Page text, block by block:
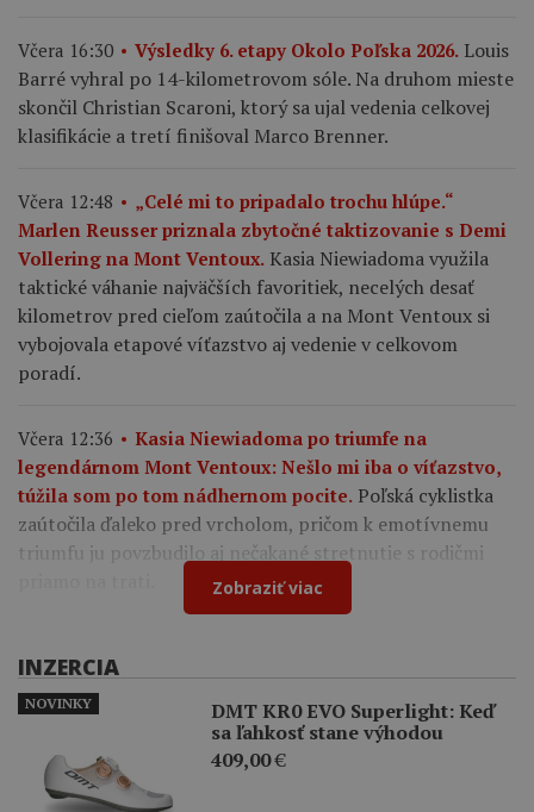
Včera 16:30 Výsledky 6. etapy Okolo Poľska 2026. Louis
Barré vyhral po 14-kilometrovom sóle. Na druhom mieste
skončil Christian Scaroni, ktorý sa ujal vedenia celkovej
klasifikácie a tretí finišoval Marco Brenner.
Včera 12:48
„Celé mi to pripadalo trochu hlúpe.“
Marlen Reusser priznala zbytočné taktizovanie s Demi
Vollering na Mont Ventoux. Kasia Niewiadoma využila
taktické váhanie najväčších favoritiek, necelých desať
kilometrov pred cieľom zaútočila a na Mont Ventoux si
vybojovala etapové víťazstvo aj vedenie v celkovom
poradí.
Včera 12:36
Kasia Niewiadoma po triumfe na
legendárnom Mont Ventoux: Nešlo mi iba o víťazstvo,
túžila som po tom nádhernom pocite. Poľská cyklistka
zaútočila ďaleko pred vrcholom, pričom k emotívnemu
triumfu ju povzbudilo aj nečakané stretnutie s rodičmi
Zobraziť viac
INZERCIA
DMT KR0 EVO Superlight: Keď
sa ľahkosť stane výhodou
409,00€
NOVINKY